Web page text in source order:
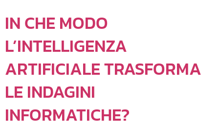
IN CHE MODO
L’INTELLIGENZA
ARTIFICIALE TRASFORMA
LE INDAGINI
INFORMATICHE?